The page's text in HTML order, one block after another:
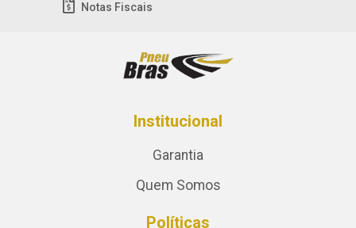
Notas Fiscais
Institucional
Garantia
Quem Somos
Políticas